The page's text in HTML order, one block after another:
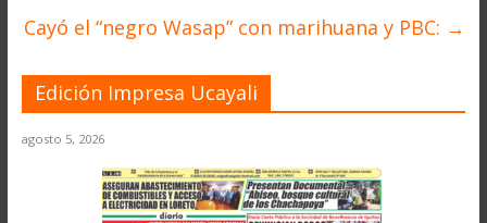
Cayó el “negro Wasap” con marihuana y PBC: →
Edición Impresa Ucayali
agosto 5, 2026